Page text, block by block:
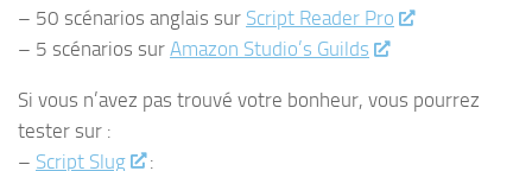
– 50 scénarios anglais sur Script Reader Pro
– 5 scénarios sur Amazon Studio’s Guilds
Si vous n’avez pas trouvé votre bonheur, vous pourrez
tester sur :
– Script Slug
: